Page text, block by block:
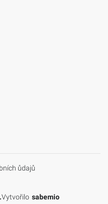
ůdajů
Vytvořilo sabemio